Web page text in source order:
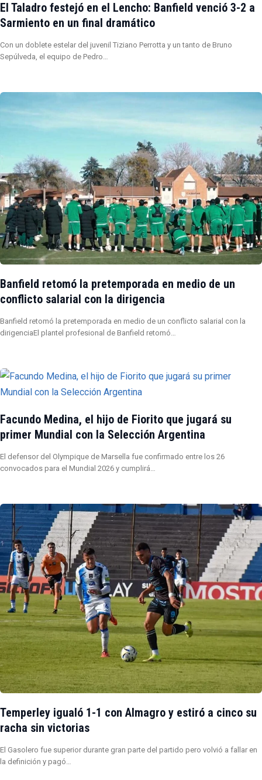
El Taladro festejó en el Lencho: Banfield venció 3-2 a
Sarmiento en un final dramático
Con un doblete estelar del juvenil Tiziano Perrotta y un tanto de Bruno
Sepúlveda, el equipo de Pedro…
Banfield retomó la pretemporada en medio de un
conflicto salarial con la dirigencia
Banfield retomó la pretemporada en medio de un conflicto salarial con la
dirigenciaEl plantel profesional de Banfield retomó…
Facundo Medina, el hijo de Fiorito que jugará su
primer Mundial con la Selección Argentina
El defensor del Olympique de Marsella fue confirmado entre los 26
convocados para el Mundial 2026 y cumplirá…
Temperley igualó 1-1 con Almagro y estiró a cinco su
racha sin victorias
El Gasolero fue superior durante gran parte del partido pero volvió a fallar en
la definición y pagó…